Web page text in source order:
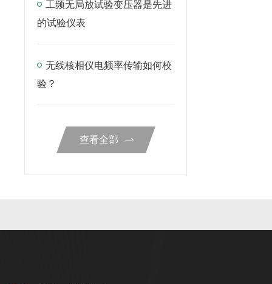
工频无局放试验变压器是先进
的试验仪表
无线核相仪电频率传输如何校
验？
查看全部